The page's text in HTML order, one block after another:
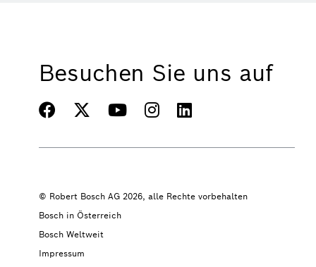
Besuchen Sie uns auf
© Robert Bosch AG 2026, alle Rechte vorbehalten
Bosch in Österreich
Bosch Weltweit
Impressum